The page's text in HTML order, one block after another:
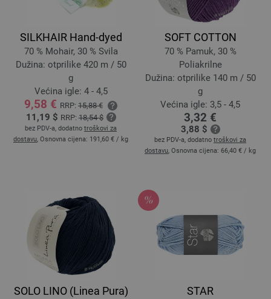
SILKHAIR Hand-dyed
70 % Mohair, 30 % Svila
Dužina: otprilike 420 m / 50
g
Većina igle: 4 - 4,5
9,58 € RRP: 15,88 €
11,19 $ RRP:18,54 $
bez PDV-a, dodatno troškovi za
dostavu, Osnovna cijena: 191,60 € / kg
SOFT COTTON
70 % Pamuk, 30 %
Poliakrilne
Dužina: otprilike 140 m / 50
g
Većina igle: 3,5 - 4,5
3,32 €
3,88 $
bez PDV-a, dodatno troškovi za
dostavu, Osnovna cijena: 66,40 € / kg
SOLO LINO (Linea Pura) STAR